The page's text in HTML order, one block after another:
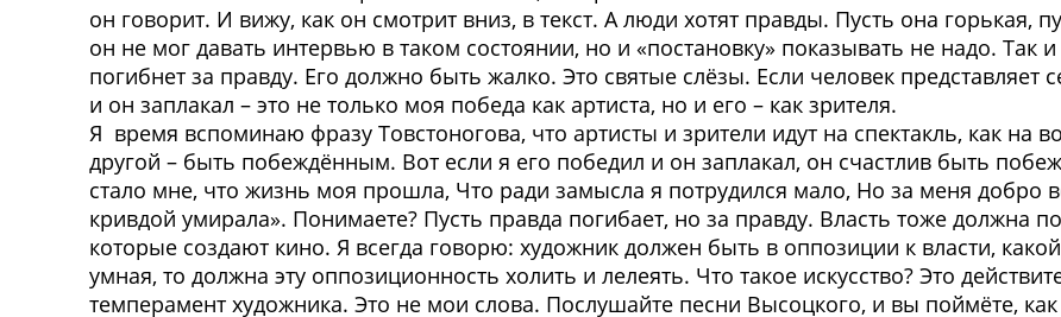
он говорит. И вижу, как он смотрит вниз, в текст. А люди хотят правды. Пусть она горькая,
он не мог давать интервью в таком состоянии, но и «постановку» показывать не надо.
погибнет за правду. Его должно быть жалко. Это святые слёзы. Если человек представляет
и он заплакал – это не только моя победа как артиста, но и его – как зрителя.
Я время вспоминаю фразу Товстоногова, что артисты и зрители идут на спектакль, как на
другой – быть побеждённым. Вот если я его победил и он заплакал, он счастлив быть
стало мне, что жизнь моя прошла, Что ради замысла я потрудился мало, Но за меня добро
кривдой умирала». Понимаете? Пусть правда погибает, но за правду. Власть тоже должна
которые создают кино. Я всегда говорю: художник должен быть в оппозиции к власти,
умная, то должна эту оппозиционность холить и лелеять. Что такое искусство? Это
темперамент художника. Это не мои слова. Послушайте песни Высоцкого, и вы поймёте,